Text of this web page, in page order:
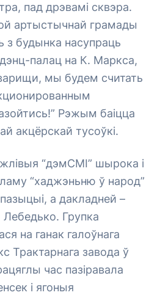
пад дрэвамі сквэра.
артыстычнай грамады
з будынка насупраць
палац на К. Маркса,
мы будем считать
Рэжым баіцца
акцёрскай тусоўкі.
“дэмСМІ” шырока і
“хаджэньню ў народ”
а дакладней –
Лебедько. Групка
на ганак галоўнага
Трактарнага завода ў
час пазіравала
і ягоныя